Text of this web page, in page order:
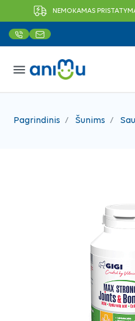
NEMOKAMAS
menu
Pagrindinis Šunims